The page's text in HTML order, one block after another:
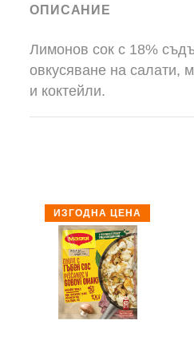
ОПИСАНИЕ
Лимонов сок с 18%
овкусяване на салати,
и коктейли.
ИЗГОДНА ЦЕНА